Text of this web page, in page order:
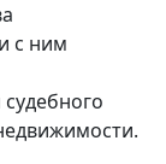
с ним